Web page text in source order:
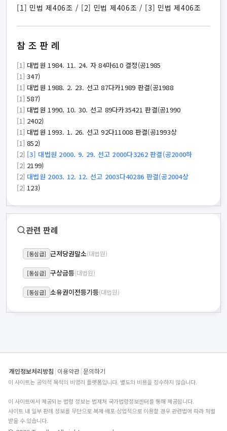
[1] 민법 제406조 / [2] 민법 제406조 / [3] 민법 제406조
참조판례
[1] 대법원 1984. 11. 24. 자 84마610 결정(공1985
[1] 347)
[1] 대법원 1988. 2. 23. 선고 87다카1989 판결(공1988
[1] 587)
[1] 대법원 1990. 10. 30. 선고 89다카35421 판결(공1990
[1] 2402)
[1] 대법원 1993. 1. 26. 선고 92다11008 판결(공1993상
[1] 852)
[2] [3] 대법원 2000. 9. 29. 선고 2000다3262 판결(공2000하
[2] 2199)
[2] 대법원 2003. 12. 12. 선고 2003다40286 판결(공2004상
[2] 123)
관련 판례
[동심급] 근저당권말소(대법원)
[동심급] 구상금등(대법원)
[동심급] 소유권이전등기등(대법원)
개인정보처리방침 | 이용약관|문의하기
이 사이트는 공익적 목적의 비영리 플랫폼입니다. 별도의 비용을 징수하지 않습니다.
이 사이트에서 제공되는 법령 정보는 법제처 국가법령정보센터를 통해 제공됩니다.
사이트 내 일부 판례 정보를 무단으로 복제·배포·상업적으로 이용할 경우 관련법에 따라 처벌
받을 수 있습니다.